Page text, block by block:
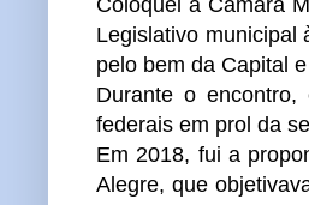
Coloquei a Câmara
Legislativo municipal
pelo bem da Capital
Durante o
federais em prol da
Em 2018, fui a
Alegre, que